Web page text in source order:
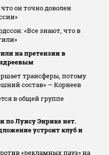
он точно доволен
«Все знают, что в
на претензии в
трансферы, потому
состав» — Корнеев
в общей группе
по Луису Энрике нет.
устроит клуб и
«рекламных пауз» на